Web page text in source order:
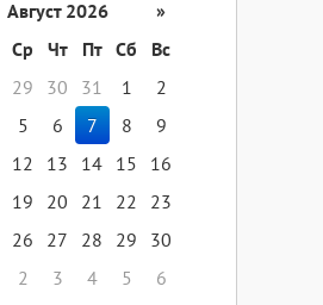
Август 2026
»
Ср Чт Пт Сб
Вс
29 30 31 1
2
5 6 7 8
9
12 13 14 15
16
19 20 21 22
23
26 27 28 29
30
2 3 4 5 6